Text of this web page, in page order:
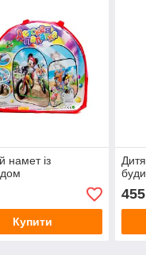
намет із
Купити